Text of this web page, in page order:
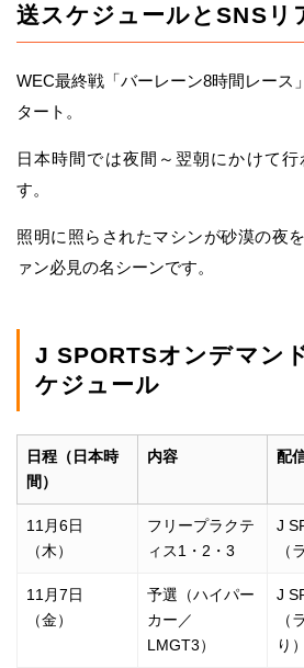
送スケジュールとSNSリ
WEC最終戦「バーレーン8時間レース
タート。
日本時間では夜間～翌朝にかけて
す。
照明に照らされたマシンが砂漠の夜
ァン必見の名シーンです。
J SPORTSオンデマン
ケジュール
日程（日本時
間）
内容 配
11月6日
（木）
フリープラクテ
ィス1・2・3
J
（
11月7日
（金）
予選（ハイパー
カー／
LMGT3）
J
（
り）